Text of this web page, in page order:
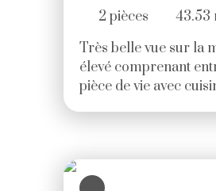
2 pièces 43.53
Très belle vue sur la
élevé comprenant
pièce de vie avec
habitation. (Pas de
00 euros.